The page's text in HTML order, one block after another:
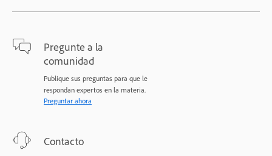
Pregunte a la
comunidad
Publique sus preguntas para que le
respondan expertos en la materia.
Preguntar ahora
Contacto